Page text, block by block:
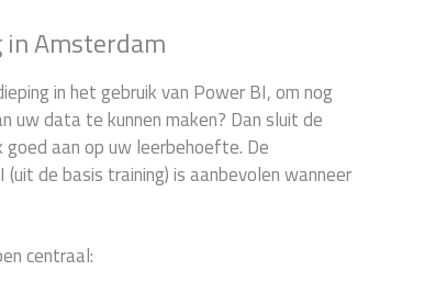
in Amsterdam
in het gebruik van Power BI, om nog
uw data te kunnen maken? Dan sluit de
aan op uw leerbehoefte. De
de basis training) is aanbevolen wanneer
centraal: